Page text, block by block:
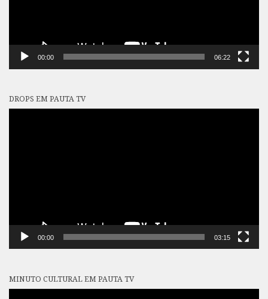
00:00 06:22
DROPS EM PAUTA TV
00:00 03:15
MINUTO CULTURAL EM PAUTA TV